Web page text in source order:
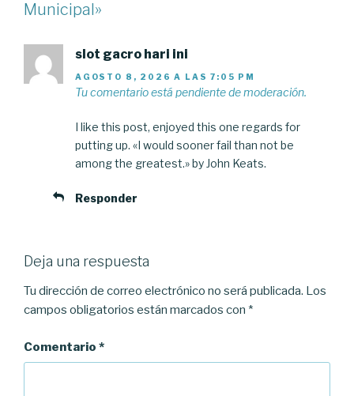
Municipal»
slot gacro hari ini
AGOSTO 8, 2026 A LAS 7:05 PM
Tu comentario está pendiente de moderación.
I like this post, enjoyed this one regards for
putting up. «I would sooner fail than not be
among the greatest.» by John Keats.
Responder
Deja una respuesta
Tu dirección de correo electrónico no será publicada. Los
campos obligatorios están marcados con *
Comentario *